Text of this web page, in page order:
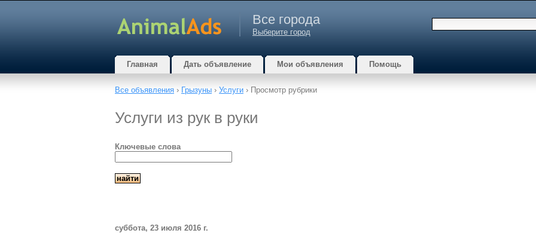
Все города
Выберите город
Главная Дать объявление Мои объявления Помощь
Все объявления › Грызуны › Услуги › Просмотр рубрики
Услуги из рук в руки
Ключевые слова
суббота, 23 июля 2016 г.